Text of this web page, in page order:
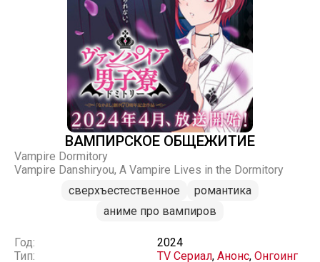
ВАМПИРСКОЕ ОБЩЕЖИТИЕ
Vampire Dormitory
Vampire Danshiryou, A Vampire Lives in the Dormitory
сверхъестественное
романтика
аниме про вампиров
Год:
2024
Тип:
TV Сериал, Анонс, Онгоинг